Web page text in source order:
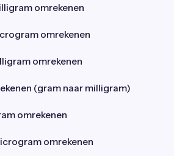
omrekenen
omrekenen
omrekenen
(gram naar milligram)
omrekenen
omrekenen